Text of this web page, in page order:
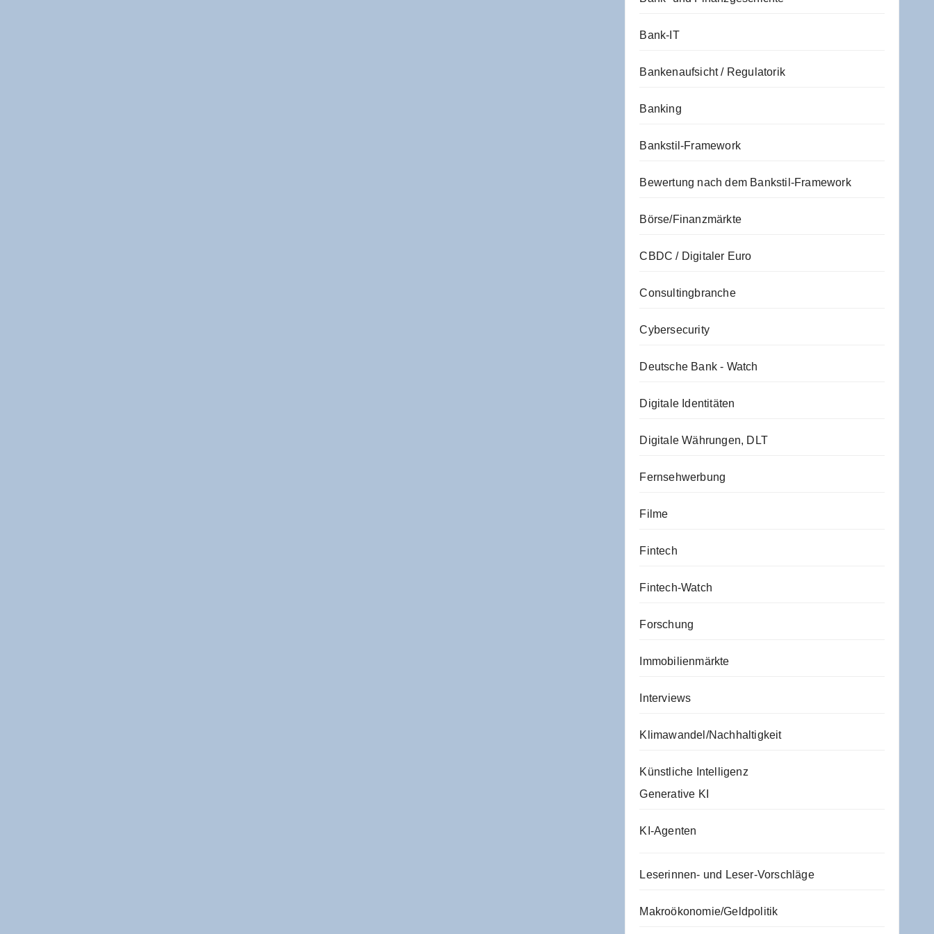
Bank-IT
Bankenaufsicht / Regulatorik
Banking
Bankstil-Framework
Bewertung nach dem Bankstil-Framework
Börse/Finanzmärkte
CBDC / Digitaler Euro
Consultingbranche
Cybersecurity
Deutsche Bank - Watch
Digitale Identitäten
Digitale Währungen, DLT
Fernsehwerbung
Filme
Fintech
Fintech-Watch
Forschung
Immobilienmärkte
Interviews
Klimawandel/Nachhaltigkeit
Künstliche Intelligenz
Generative KI
KI-Agenten
Leserinnen- und Leser-Vorschläge
Makroökonomie/Geldpolitik